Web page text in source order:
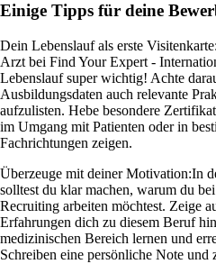
Einige Tipps für deine
Dein Lebenslauf als erste Visitenkarte:
Arzt bei Find Your Expert -
Lebenslauf super wichtig! Achte
Ausbildungsdaten auch relevante
aufzulisten. Hebe besondere
im Umgang mit Patienten oder in
Fachrichtungen zeigen.
Überzeuge mit deiner Motivation:In
solltest du klar machen, warum du
Recruiting arbeiten möchtest. Zeige
Erfahrungen dich zu diesem Beruf
medizinischen Bereich lernen und
Schreiben eine persönliche Note und